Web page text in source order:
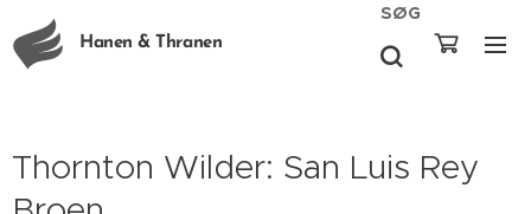
Hanen & Thranen
SØG
Thornton Wilder: San Luis Rey